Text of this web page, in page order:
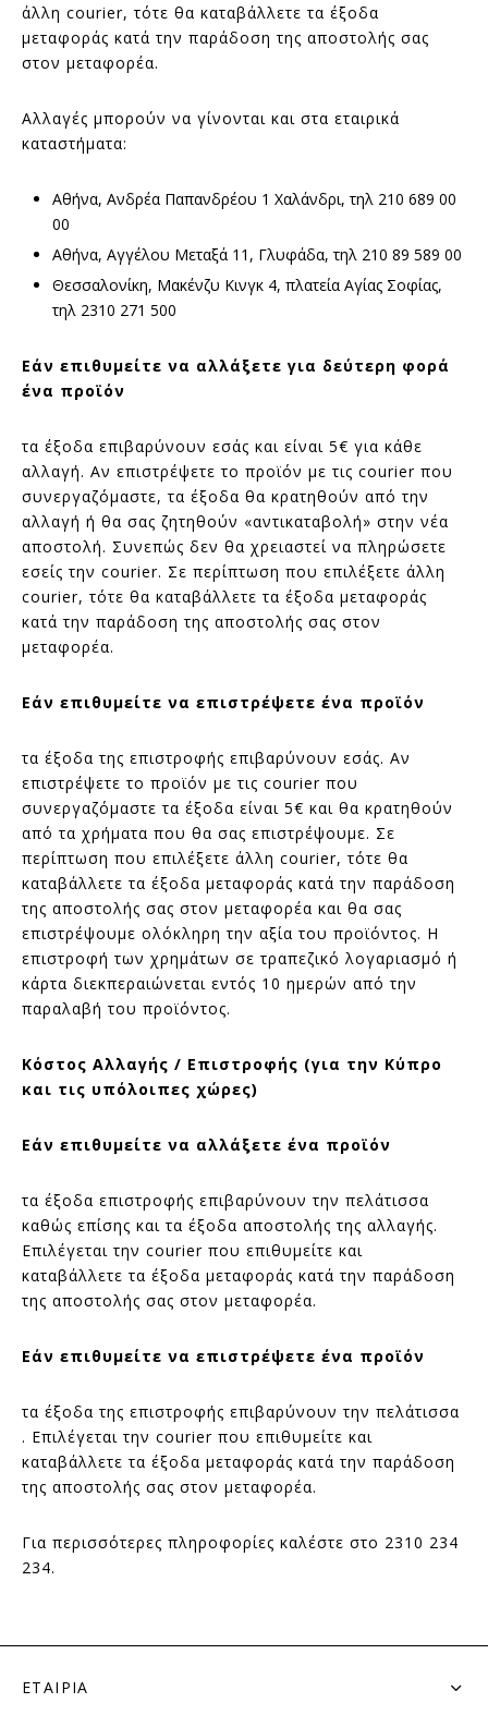
άλλη courier, τότε θα καταβάλλετε τα έξοδα
μεταφοράς κατά την παράδοση της αποστολής σας
στον μεταφορέα.
Αλλαγές μπορούν να γίνονται και στα εταιρικά
καταστήματα:
Αθήνα, Ανδρέα Παπανδρέου 1 Χαλάνδρι, τηλ 210 689 00
00
Αθήνα, Αγγέλου Μεταξά 11, Γλυφάδα, τηλ 210 89 589 00
Θεσσαλονίκη, Μακένζυ Κινγκ 4, πλατεία Αγίας Σοφίας,
τηλ 2310 271 500
Εάν επιθυμείτε να αλλάξετε για δεύτερη φορά
ένα προϊόν
τα έξοδα επιβαρύνουν εσάς και είναι 5€ για κάθε
αλλαγή. Αν επιστρέψετε το προϊόν με τις courier που
συνεργαζόμαστε, τα έξοδα θα κρατηθούν από την
αλλαγή ή θα σας ζητηθούν «αντικαταβολή» στην νέα
αποστολή. Συνεπώς δεν θα χρειαστεί να πληρώσετε
εσείς την courier. Σε περίπτωση που επιλέξετε άλλη
courier, τότε θα καταβάλλετε τα έξοδα μεταφοράς
κατά την παράδοση της αποστολής σας στον
μεταφορέα.
Εάν επιθυμείτε να επιστρέψετε ένα προϊόν
τα έξοδα της επιστροφής επιβαρύνουν εσάς. Αν
επιστρέψετε το προϊόν με τις courier που
συνεργαζόμαστε τα έξοδα είναι 5€ και θα κρατηθούν
από τα χρήματα που θα σας επιστρέψουμε. Σε
περίπτωση που επιλέξετε άλλη courier, τότε θα
καταβάλλετε τα έξοδα μεταφοράς κατά την παράδοση
της αποστολής σας στον μεταφορέα και θα σας
επιστρέψουμε ολόκληρη την αξία του προϊόντος. Η
επιστροφή των χρημάτων σε τραπεζικό λογαριασμό ή
κάρτα διεκπεραιώνεται εντός 10 ημερών από την
παραλαβή του προϊόντος.
Κόστος Αλλαγής / Επιστροφής (για την Κύπρο
και τις υπόλοιπες χώρες)
Εάν επιθυμείτε να αλλάξετε ένα προϊόν
τα έξοδα επιστροφής επιβαρύνουν την πελάτισσα
καθώς επίσης και τα έξοδα αποστολής της αλλαγής.
Επιλέγεται την courier που επιθυμείτε και
καταβάλλετε τα έξοδα μεταφοράς κατά την παράδοση
της αποστολής σας στον μεταφορέα.
Εάν επιθυμείτε να επιστρέψετε ένα προϊόν
τα έξοδα της επιστροφής επιβαρύνουν την πελάτισσα
. Επιλέγεται την courier που επιθυμείτε και
καταβάλλετε τα έξοδα μεταφοράς κατά την παράδοση
της αποστολής σας στον μεταφορέα.
Για περισσότερες πληροφορίες καλέστε στο 2310 234
234.
ΕΤΑΙΡΙΑ